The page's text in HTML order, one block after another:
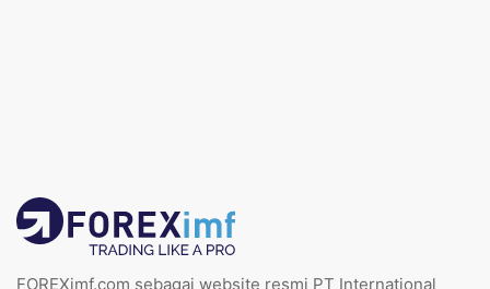
FOREXimf.com sebagai website resmi PT International